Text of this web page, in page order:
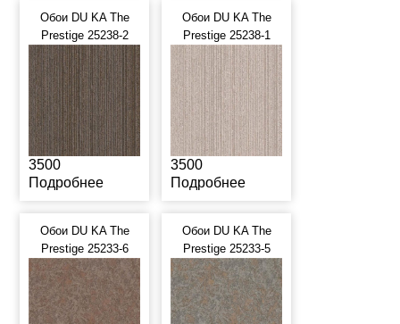
Обои DU KA The
Prestige 25238-2
3500
Подробнее
Обои DU KA The
Prestige 25238-1
3500
Подробнее
Обои DU KA The
Prestige 25233-6
Обои DU KA The
Prestige 25233-5